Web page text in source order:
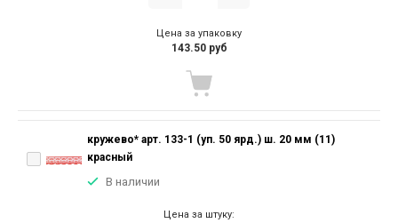
Цена за упаковку
143.50 руб
кружево* арт. 133-1 (уп. 50 ярд.) ш. 20 мм (11)
красный
В наличии
Цена за штуку: